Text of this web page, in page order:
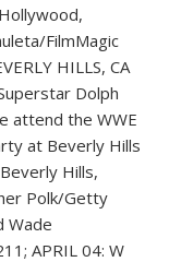
FilmMagic
HILLS, CA
Dolph
attend the WWE
at Beverly Hills
Hills,
Polk/Getty
Wade
APRIL 04: W